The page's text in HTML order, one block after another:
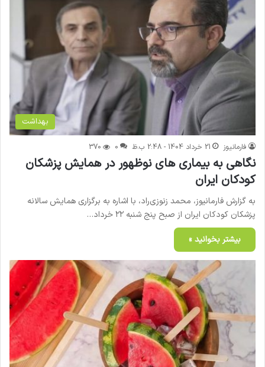
بهداشت
فارمانیوز 21 خرداد 1404 - 2:48 ب.ظ 0
370
نگاهی به بیماری های نوظهور در همایش پزشکان
کودکان ایران
به گزارش فارمانیوز، محمد زنوزی‌راد، با اشاره به برگزاری همایش سالانه
پزشکان کودکان ایران از صبح پنج شنبه ۲۲ خرداد…
بیشتر بخوانید »